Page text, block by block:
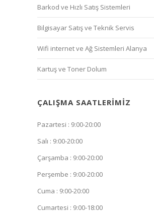
Barkod ve Hızlı Satış Sistemleri
Bilgisayar Satış ve Teknik Servis
Wifi internet ve Ağ Sistemleri Alanya
Kartuş ve Toner Dolum
ÇALIŞMA SAATLERIMIZ
Pazartesi : 9:00-20:00
Salı : 9:00-20:00
Çarşamba : 9:00-20:00
Perşembe : 9:00-20:00
Cuma : 9:00-20:00
Cumartesi : 9:00-18:00